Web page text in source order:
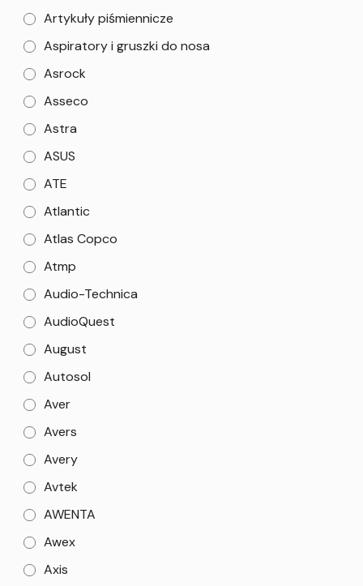
Artykuły piśmiennicze
Aspiratory i gruszki do nosa
Asrock
Asseco
Astra
ASUS
ATE
Atlantic
Atlas Copco
Atmp
Audio-Technica
AudioQuest
August
Autosol
Aver
Avers
Avery
Avtek
AWENTA
Awex
Axis